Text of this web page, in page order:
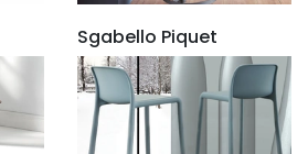
Sgabello Piquet